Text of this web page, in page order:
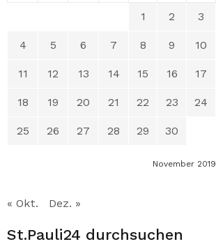
November 2019
1 2 3
4 5 6 7 8 9 10
11 12 13 14 15 16 17
18 19 20 21 22 23 24
25 26 27 28 29 30
« Okt. Dez. »
St.Pauli24 durchsuchen